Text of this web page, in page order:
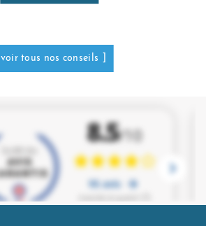
voir tous nos conseils